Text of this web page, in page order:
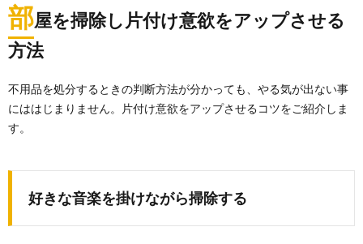
なんとか自力で解消できても、今後に備えて、下水詰...
メリットについて解説
「ゴム手袋は食器洗いの時にするもの」と思っている
シンク掃除に使用するスポンジは「使い捨
て」が一番です
使い分けていると、置き場所に困るという人も多いの
部屋を掃除し片付け意欲をアップさせる
方法
不用品を処分するときの判断方法が分かっても、やる気が出ない事
にははじまりません。片付け意欲をアップさせるコツをご紹介しま
す。
好きな音楽を掛けながら掃除する